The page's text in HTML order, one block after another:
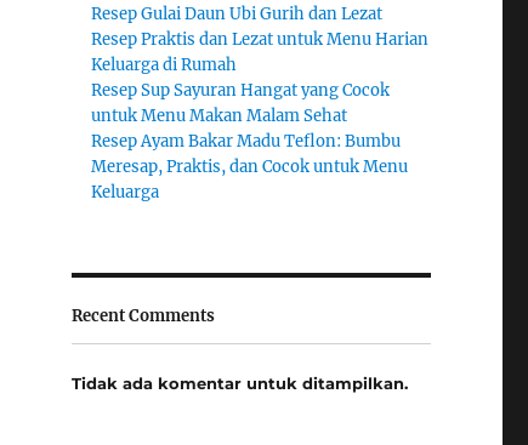
Resep Gulai Daun Ubi Gurih dan Lezat
Resep Praktis dan Lezat untuk Menu Harian
Keluarga di Rumah
Resep Sup Sayuran Hangat yang Cocok
untuk Menu Makan Malam Sehat
Resep Ayam Bakar Madu Teflon: Bumbu
Meresap, Praktis, dan Cocok untuk Menu
Keluarga
Recent Comments
Tidak ada komentar untuk ditampilkan.